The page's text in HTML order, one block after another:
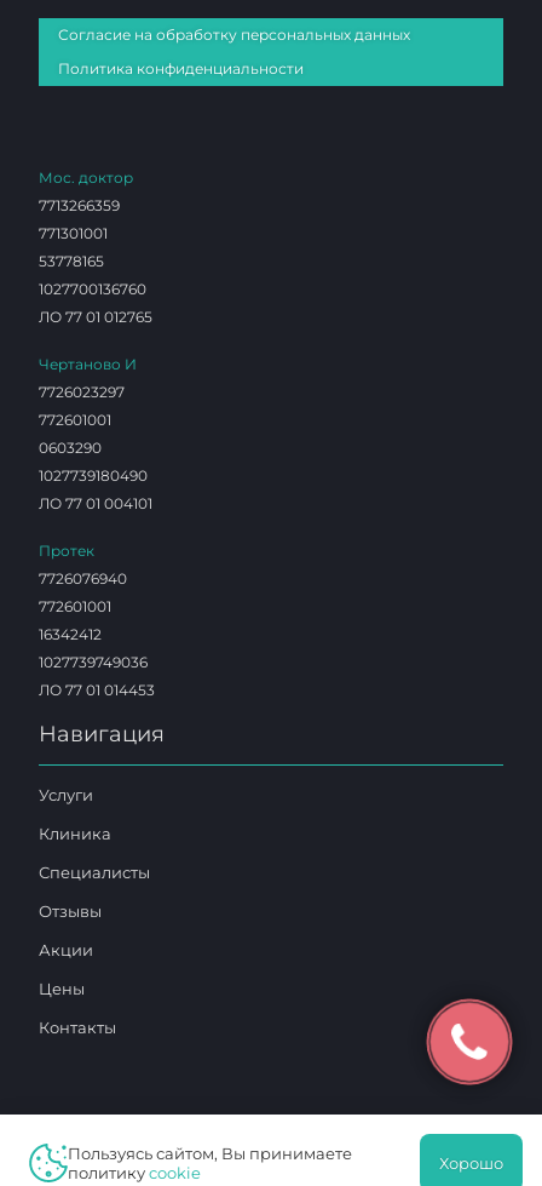
Согласие на обработку персональных данных
Политика конфиденциальности
Мос. доктор
7713266359
771301001
53778165
1027700136760
ЛО 77 01 012765
Чертаново И
7726023297
772601001
0603290
1027739180490
ЛО 77 01 004101
Протек
7726076940
772601001
16342412
1027739749036
ЛО 77 01 014453
Навигация
Услуги
Клиника
Специалисты
Отзывы
Акции
Цены
Контакты
2025 © «Московский Доктор»
Пользуясь сайтом, Вы принимаете
политикуcookie Хорошо